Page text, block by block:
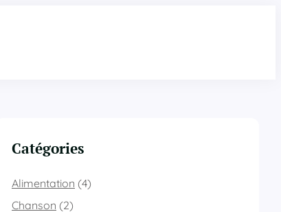
Catégories
Alimentation (4)
Chanson (2)